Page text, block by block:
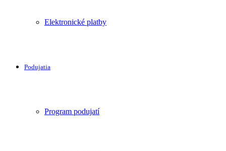
Elektronické platby
Podujatia
Program podujatí